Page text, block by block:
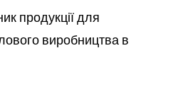
продукції для
виробництва в